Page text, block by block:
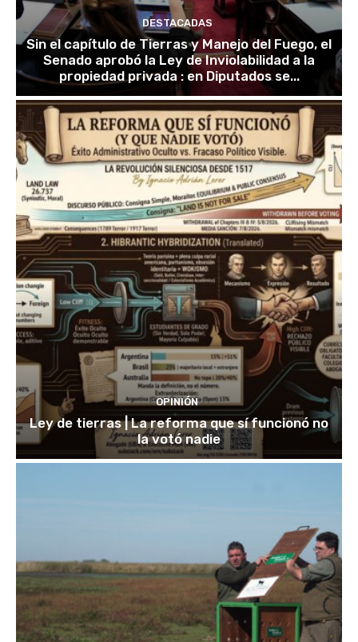
DESTACADAS
Sin el capítulo de Tierras y Manejo del Fuego, el
Senado aprobó la Ley de Inviolabilidad a la
propiedad privada : en Diputados se...
OPINIÓN
Ley de tierras | La reforma que sí funcionó no
la votó nadie